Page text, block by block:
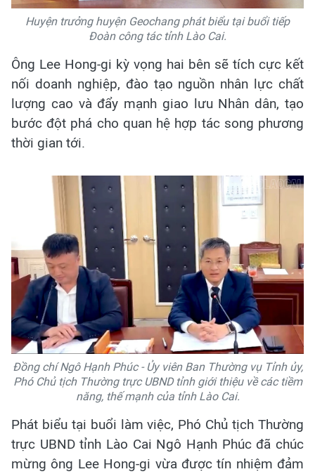
Huyện trưởng huyện Geochang phát biểu tại buổi tiếp
Đoàn công tác tỉnh Lào Cai.
Ông Lee Hong-gi kỳ vọng hai bên sẽ tích cực kết
nối doanh nghiệp, đào tạo nguồn nhân lực chất
lượng cao và đẩy mạnh giao lưu Nhân dân, tạo
bước đột phá cho quan hệ hợp tác song phương
thời gian tới.
Đồng chí Ngô Hạnh Phúc - Ủy viên Ban Thường vụ Tỉnh ủy,
Phó Chủ tịch Thường trực UBND tỉnh giới thiệu về các tiềm
năng, thế mạnh của tỉnh Lào Cai.
Phát biểu tại buổi làm việc, Phó Chủ tịch Thường
trực UBND tỉnh Lào Cai Ngô Hạnh Phúc đã chúc
mừng ông Lee Hong-gi vừa được tín nhiệm đảm